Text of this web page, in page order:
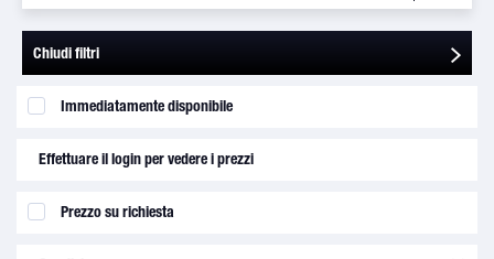
Chiudi filtri
Immediatamente disponibile
Effettuare il login per vedere i prezzi
Prezzo su richiesta